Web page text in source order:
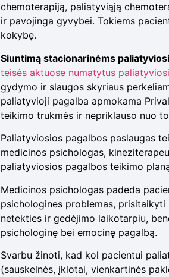
chemoterapiją, paliatyviąją
ir pavojinga gyvybei. Tokiems
kokybę.
Siuntimą stacionarinėms
teisės aktuose numatytus
gydymo ir slaugos skyriaus
paliatyvioji pagalba apmokama
teikimo trukmės ir nepriklauso nuo
Paliatyviosios pagalbos paslaugas
medicinos psichologas,
paliatyviosios pagalbos teikimo
Medicinos psichologas padeda
psichologines problemas,
netekties ir gedėjimo laikotarpiu,
psichologinę bei emocinę pagalbą.
Svarbu žinoti, kad kol pacientui
(sauskelnės, įklotai, vienkartinės